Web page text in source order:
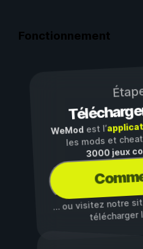
Fonctionnement
WeModest l’
les mods et
3000 jeux
… ou visitez notre
télécharger